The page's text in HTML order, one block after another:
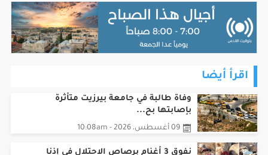
اقرأ أيضا
وفاة طالبة في جامعة بيرزيت متأثرة
بإصابتها بح...
09 أغسطس، 2026 - 10:08am
نفوق 3 أغنام برصاص الاحتلال في إذنا